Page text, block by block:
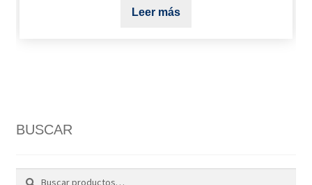
Leer más
BUSCAR
Buscar
Buscar